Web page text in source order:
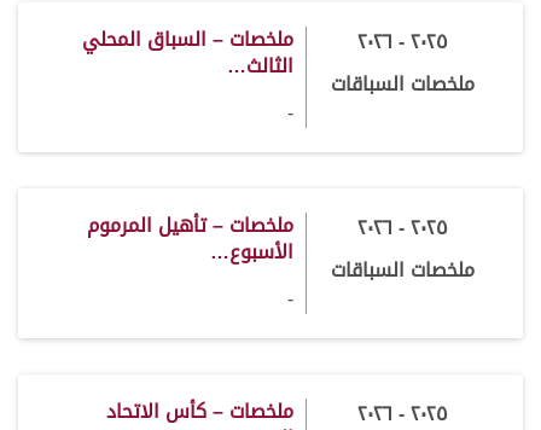
٢٠٢٥ - ٢٠٢٦
ملخصات السباقات
ملخصات – السباق المحلي
الثالث…
-
٢٠٢٥ - ٢٠٢٦
ملخصات السباقات
ملخصات – تأهيل المرموم
الأسبوع…
-
٢٠٢٥ - ٢٠٢٦ ملخصات – كأس الاتحاد